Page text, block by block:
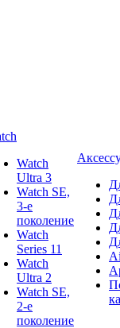
Watch
Ultra 3
Watch SE,
3-е
поколение
Watch
Series 11
Watch
Ultra 2
Watch SE,
2-е
поколение